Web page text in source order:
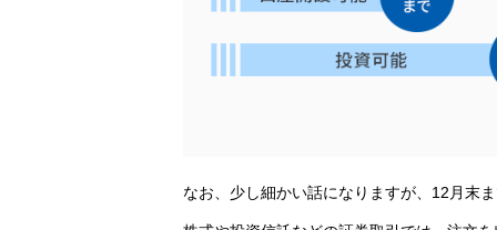
なお、少し細かい話になりますが、12月末